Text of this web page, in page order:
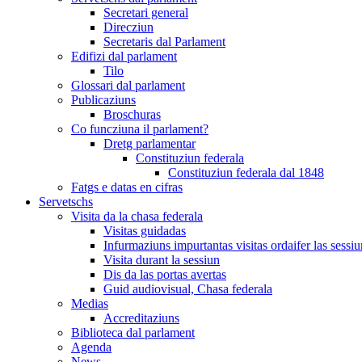
Secretari general
Direcziun
Secretaris dal Parlament
Edifizi dal parlament
Tilo
Glossari dal parlament
Publicaziuns
Broschuras
Co funcziuna il parlament?
Dretg parlamentar
Constituziun federala
Constituziun federala dal 1848
Fatgs e datas en cifras
Servetschs
Visita da la chasa federala
Visitas guidadas
Infurmaziuns impurtantas visitas ordaifer las
Visita durant la sessiun
Dis da las portas avertas
Guid audiovisual, Chasa federala
Medias
Accreditaziuns
Biblioteca dal parlament
Agenda